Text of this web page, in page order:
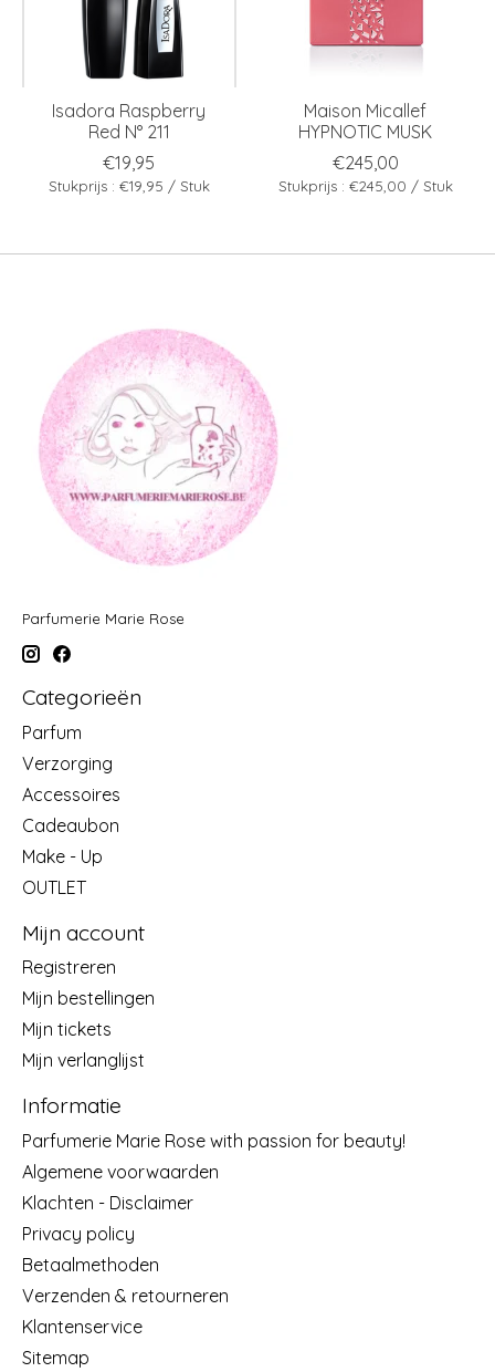
Isadora Raspberry
Red N° 211
€19,95
Stukprijs : €19,95 / Stuk
Maison Micallef
HYPNOTIC MUSK
€245,00
Stukprijs : €245,00 / Stuk
Parfumerie Marie Rose
Categorieën
Parfum
Verzorging
Accessoires
Cadeaubon
Make - Up
OUTLET
Mijn account
Registreren
Mijn bestellingen
Mijn tickets
Mijn verlanglijst
Informatie
Parfumerie Marie Rose with passion for beauty!
Algemene voorwaarden
Klachten - Disclaimer
Privacy policy
Betaalmethoden
Verzenden & retourneren
Klantenservice
Sitemap